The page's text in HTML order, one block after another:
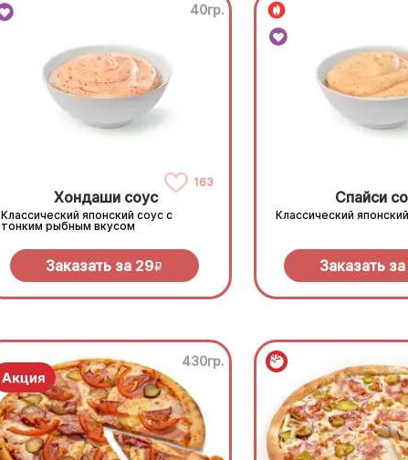
40гр.
163
Хондаши соус
Классический японский соус с
тонким рыбным вкусом
Заказать за 29R
Спайси
Классический
Заказать за
430гр.